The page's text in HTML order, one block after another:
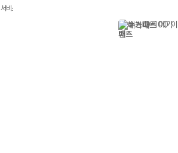
서비스 가입사실 확인